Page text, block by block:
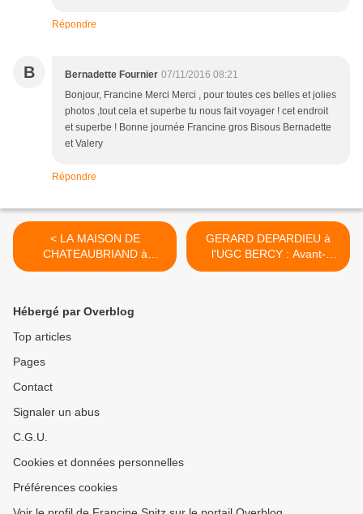
Répondre
B Bernadette Fournier 07/11/2016 08:21
Bonjour, Francine Merci Merci , pour toutes ces belles et jolies
photos ,tout cela et superbe tu nous fait voyager ! cet endroit
et superbe ! Bonne journée Francine gros Bisous Bernadette
et Valery
Répondre
< LA MAISON DE
CHATEAUBRIAND à
Chatenay-Malabry
GERARD DEPARDIEU à
l'UGC BERCY : Avant-
première du film TOUR DE
Hébergé par Overblog
Top articles
Pages
Contact
Signaler un abus
C.G.U.
Cookies et données personnelles
Préférences cookies